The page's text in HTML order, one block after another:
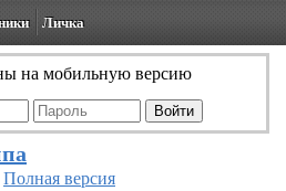
Личка
на мобильную версию
Полная версия